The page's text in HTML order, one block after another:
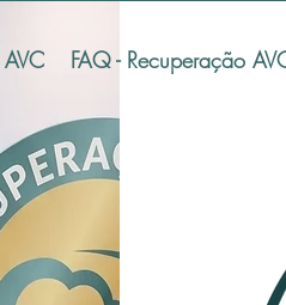
FAQ - Recuperação